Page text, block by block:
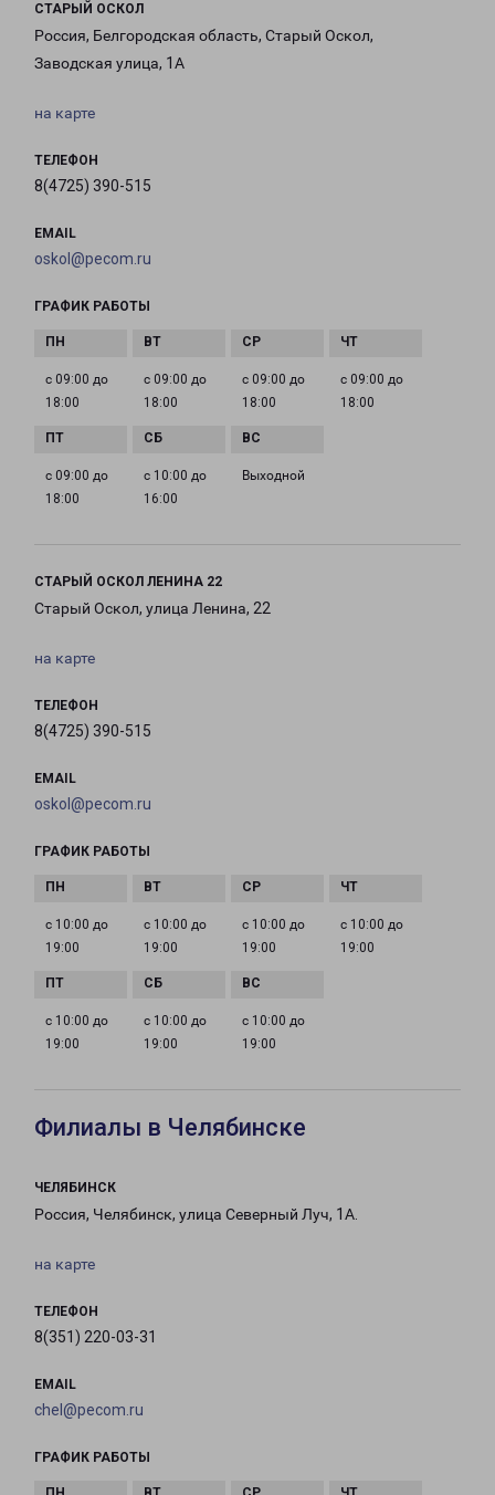
СТАРЫЙ ОСКОЛ
Россия, Белгородская область, Старый Оскол,
Заводская улица, 1А
на карте
ТЕЛЕФОН
8(4725) 390-515
EMAIL
oskol@pecom.ru
ГРАФИК РАБОТЫ
с 09:00 до
18:00
с 09:00 до
18:00
с 09:00 до
18:00
с 09:00 до
18:00
с 09:00 до
18:00
с 10:00 до
16:00
Выходной
СТАРЫЙ ОСКОЛ ЛЕНИНА 22
Старый Оскол, улица Ленина, 22
на карте
ТЕЛЕФОН
8(4725) 390-515
EMAIL
oskol@pecom.ru
ГРАФИК РАБОТЫ
с 10:00 до
19:00
с 10:00 до
19:00
с 10:00 до
19:00
с 10:00 до
19:00
с 10:00 до
19:00
с 10:00 до
19:00
с 10:00 до
19:00
Филиалы в Челябинске
ЧЕЛЯБИНСК
Россия, Челябинск, улица Северный Луч, 1А.
на карте
ТЕЛЕФОН
8(351) 220-03-31
EMAIL
chel@pecom.ru
ГРАФИК РАБОТЫ